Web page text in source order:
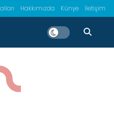
Hakkımızda Künye İletişim